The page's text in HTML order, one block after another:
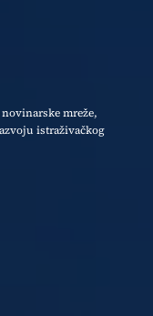
mreže,
istraživačkog